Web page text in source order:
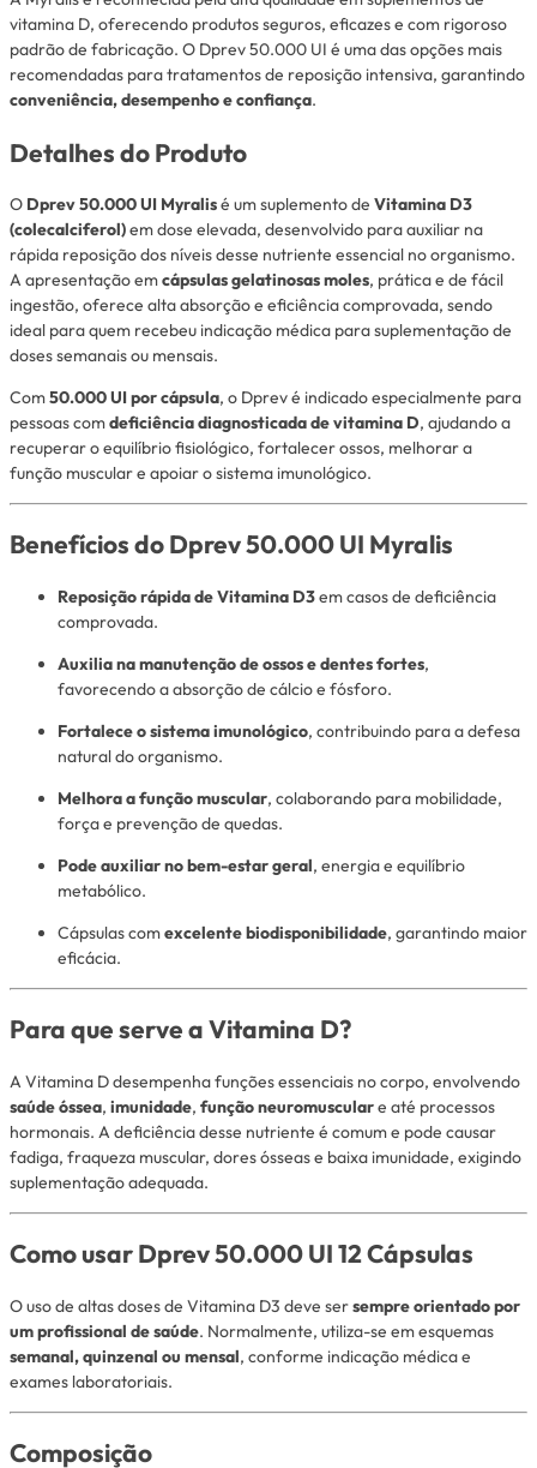
vitamina D, oferecendo produtos seguros, eficazes e com rigoroso
padrão de fabricação. O Dprev 50.000 UI é uma das opções mais
recomendadas para tratamentos de reposição intensiva, garantindo
conveniência, desempenho e confiança.
Detalhes do Produto
O Dprev 50.000 UI Myralisé um suplemento de Vitamina D3
(colecalciferol)em dose elevada, desenvolvido para auxiliar na
rápida reposição dos níveis desse nutriente essencial no organismo.
A apresentação emcápsulas gelatinosas moles, prática e de fácil
ingestão, oferece alta absorção e eficiência comprovada, sendo
ideal para quem recebeu indicação médica para suplementação de
doses semanais ou mensais.
Com50.000 UI por cápsula, o Dprev é indicado especialmente para
pessoas comdeficiência diagnosticada de vitamina D, ajudando a
recuperar o equilíbrio fisiológico, fortalecer ossos, melhorar a
função muscular e apoiar o sistema imunológico.
Benefícios do Dprev 50.000 UI Myralis
Reposição rápida de Vitamina D3em casos de deficiência
comprovada.
Auxilia na manutenção de ossos e dentes fortes,
favorecendo a absorção de cálcio e fósforo.
Fortalece o sistema imunológico, contribuindo para a defesa
natural do organismo.
Melhora a função muscular, colaborando para mobilidade,
força e prevenção de quedas.
Pode auxiliar no bem-estar geral, energia e equilíbrio
metabólico.
Cápsulas comexcelente biodisponibilidade, garantindo maior
eficácia.
Para que serve a Vitamina D?
A Vitamina D desempenha funções essenciais no corpo, envolvendo
saúde óssea, imunidade, função neuromusculare até processos
hormonais. A deficiência desse nutriente é comum e pode causar
fadiga, fraqueza muscular, dores ósseas e baixa imunidade, exigindo
suplementação adequada.
Como usar Dprev 50.000 UI 12 Cápsulas
O uso de altas doses de Vitamina D3 deve sersempre orientado por
um profissional de saúde. Normalmente, utiliza-se em esquemas
semanal, quinzenal ou mensal, conforme indicação médica e
exames laboratoriais.
Composição